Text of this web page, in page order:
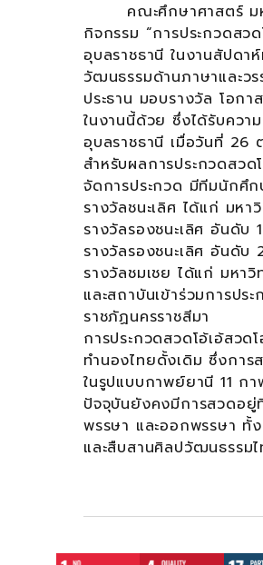
คณะศึกษาศาสตร์ ม
กิจกรรม “การประกวดสว
อุบลราชธานี ในงานสัปดา
วัฒนธรรมด้านภาษาและว
ประธาน มอบรางวัล โอก
ในงานนี้ด้วย ซึ่งได้รับควา
อุบลราชธานี เมื่อวันที่ 26
สำหรับผลการประกวดสว
จัดการประกวด มีทีมนักศึ
รางวัลชนะเลิศ ได้แก่ มห
รางวัลรองชนะเลิศ อันดับ
รางวัลรองชนะเลิศ อันดั
รางวัลชมเชย ได้แก่ มหา
และสถาบันเข้าร่วมการป
ราชภัฏนครราชสีมา
การประกวดสวดโอ้เอ้สวด
ทำนองไทยดั้งเดิม ซึ่งกา
ในรูปแบบกาพย์ยานี 11 ก
ปัจจุบันยังคงมีการสวดอยู่
พรรษา และออกพรรษา ทั้
และสืบสานศิลปวัฒนธรรม